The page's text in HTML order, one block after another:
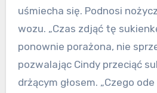
uśmiecha się. Podnosi
wozu. „Czas zdjąć tę
ponownie porażona, nie
pozwalając Cindy przeciąć
drżącym głosem. „Czego